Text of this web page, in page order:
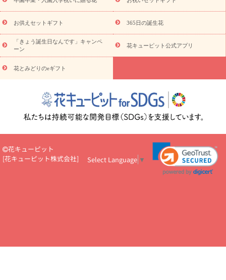
トのeGfit
カラー ピンク イエローオレンジ レッド
お花の
種類
バラ ユリ トルコキキョウ 予算から探す
お祝い・3000円～ お祝い・4000円～ お祝い・5000円～
お
祝い・7000円～ お祝い・10000円～ お供え・お悔やみ
え・お悔やみ・3000円～ お供え・お悔やみ・5000円～
お供
え・お悔やみ・7000円～
365日の誕生花カレンダー
いのマナー
定年退職祝いのマナー
お祝いを贈るときのマナー・
花キューピットのお祝いコラム一覧
誕生日のお花を「色
彩心理学」で選ぶ方法
結婚祝いの予算相場
出産祝いお役立ち情
報
転職祝いのマナー基礎知識
ペットのお祝いワンポイントアド
お見舞いのマナーとル
ール
新築引っ越し祝いコラム お祝い花のマナー総まとめ
職
場上司や先輩へ贈るお祝い花の正解は？
開店祝いの花 選び方ガイ
あり)
花キューピット×専門家
CO2排出量削減 / SDGsを考える
お供えセットギフト 365日の誕生花
「きょう誕生日なんです」キャンペ
ーン
花キューピット公式アプリ
花とみどりのeギフト
花キューピット
[花キューピット株式会社] Select Language ▼